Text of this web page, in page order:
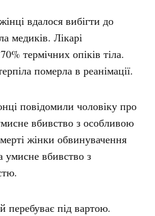
вдалося вибігти до
медиків. Лікарі
термічних опіків тіла.
померла в реанімації.
повідомили чоловіку про
вбивство з особливою
жінки обвинувачення
умисне вбивство з
перебуває під вартою.